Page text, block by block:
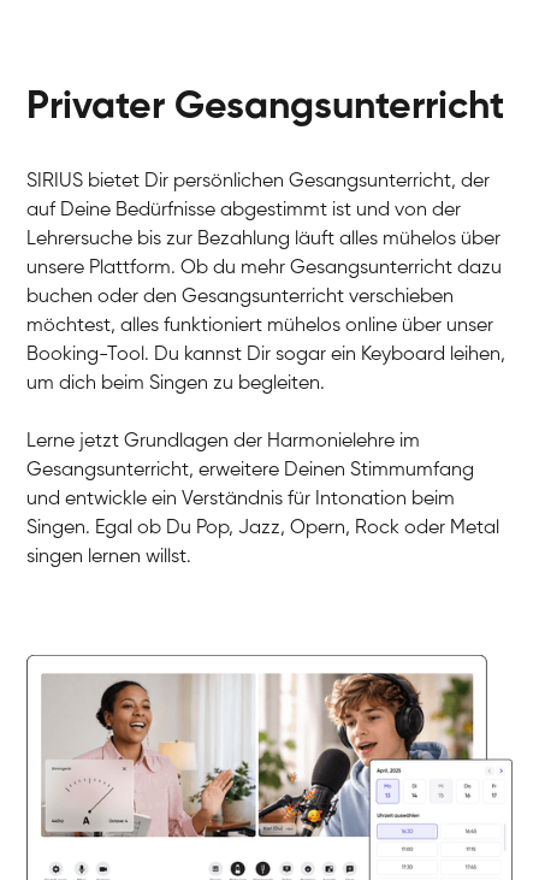
Gesang / Vocal
Anna
Gesang / Vocal
Gesang / Vocal
Gesang / Vocal
Gesang / Vocal
Gesang / Vocal
Gesang / Vocal
Gesang / Vocal
Gesang / Vocal
Gesang / Vocal
Gesang / Vocal
Gesang / Vocal
Privater Gesangsunterricht
SIRIUS bietet Dir persönlichen Gesangsunterricht, der
auf Deine Bedürfnisse abgestimmt ist und von der
Lehrersuche bis zur Bezahlung läuft alles mühelos über
unsere Plattform. Ob du mehr Gesangsunterricht dazu
buchen oder den Gesangsunterricht verschieben
möchtest, alles funktioniert mühelos online über unser
Booking-Tool. Du kannst Dir sogar ein Keyboard leihen,
um dich beim Singen zu begleiten.
Lerne jetzt Grundlagen der Harmonielehre im
Gesangsunterricht, erweitere Deinen Stimmumfang
und entwickle ein Verständnis für Intonation beim
Singen. Egal ob Du Pop, Jazz, Opern, Rock oder Metal
singen lernen willst.